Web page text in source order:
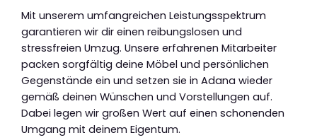
Mit unserem umfangreichen Leistungsspektrum
garantieren wir dir einen reibungslosen und
stressfreien Umzug. Unsere erfahrenen Mitarbeiter
packen sorgfältig deine Möbel und persönlichen
Gegenstände ein und setzen sie in Adana wieder
gemäß deinen Wünschen und Vorstellungen auf.
Dabei legen wir großen Wert auf einen schonenden
Umgang mit deinem Eigentum.